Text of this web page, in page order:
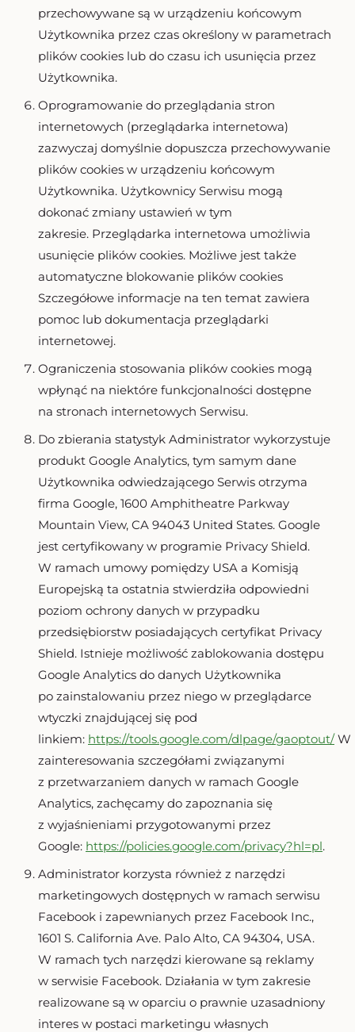
przechowywane są w urządzeniu końcowym
Użytkownika przez czas określony w parametrach
plików cookies lub do czasu ich usunięcia przez
Użytkownika.
Oprogramowanie do przeglądania stron
internetowych (przeglądarka internetowa)
zazwyczaj domyślnie dopuszcza przechowywanie
plików cookies w urządzeniu końcowym
Użytkownika. Użytkownicy Serwisu mogą
dokonać zmiany ustawień w tym
zakresie. Przeglądarka internetowa umożliwia
usunięcie plików cookies. Możliwe jest także
automatyczne blokowanie plików cookies
Szczegółowe informacje na ten temat zawiera
pomoc lub dokumentacja przeglądarki
internetowej.
Ograniczenia stosowania plików cookies mogą
wpłynąć na niektóre funkcjonalności dostępne
na stronach internetowych Serwisu.
Do zbierania statystyk Administrator wykorzystuje
produkt Google Analytics, tym samym dane
Użytkownika odwiedzającego Serwis otrzyma
firma Google, 1600 Amphitheatre Parkway
Mountain View, CA 94043 United States. Google
jest certyfikowany w programie Privacy Shield.
W ramach umowy pomiędzy USA a Komisją
Europejską ta ostatnia stwierdziła odpowiedni
poziom ochrony danych w przypadku
przedsiębiorstw posiadających certyfikat Privacy
Shield. Istnieje możliwość zablokowania dostępu
Google Analytics do danych Użytkownika
po zainstalowaniu przez niego w przeglądarce
wtyczki znajdującej się pod
linkiem: https://tools.google.com/dlpage/gaoptout/W
zainteresowania szczegółami związanymi
z przetwarzaniem danych w ramach Google
Analytics, zachęcamy do zapoznania się
z wyjaśnieniami przygotowanymi przez
Google: https://policies.google.com/privacy?hl=pl.
Administrator korzysta również z narzędzi
marketingowych dostępnych w ramach serwisu
Facebook i zapewnianych przez Facebook Inc.,
1601 S. California Ave. Palo Alto, CA 94304, USA.
W ramach tych narzędzi kierowane są reklamy
w serwisie Facebook. Działania w tym zakresie
realizowane są w oparciu o prawnie uzasadniony
interes w postaci marketingu własnych